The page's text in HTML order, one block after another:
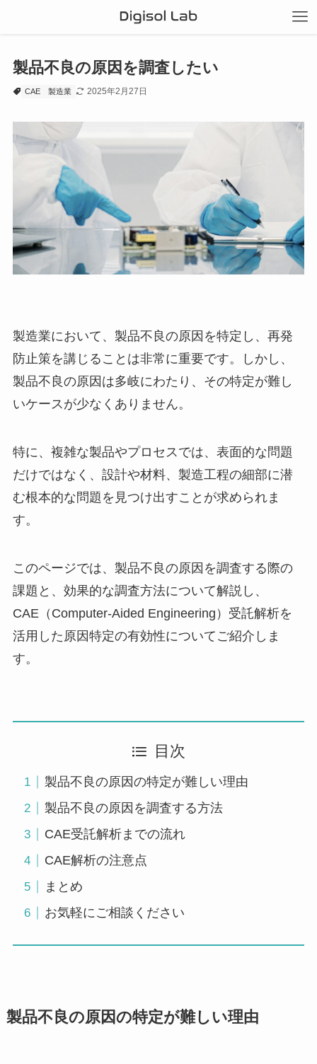
製品不良の原因を調査したい
CAE 製造業 2025年2月27日
製造業において、製品不良の原因を特定し、再発
防止策を講じることは非常に重要です。しかし、
製品不良の原因は多岐にわたり、その特定が難し
いケースが少なくありません。
特に、複雑な製品やプロセスでは、表面的な問題
だけではなく、設計や材料、製造工程の細部に潜
む根本的な問題を見つけ出すことが求められま
す。
このページでは、製品不良の原因を調査する際の
課題と、効果的な調査方法について解説し、
CAE（Computer-Aided Engineering）受託解析を
活用した原因特定の有効性についてご紹介しま
す。
目次
製品不良の原因の特定が難しい理由
製品不良の原因を調査する方法
CAE受託解析までの流れ
CAE解析の注意点
まとめ
お気軽にご相談ください
製品不良の原因の特定が難しい理由